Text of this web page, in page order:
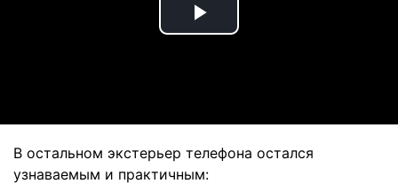
Play
В остальном экстерьер телефона остался
узнаваемым и практичным: